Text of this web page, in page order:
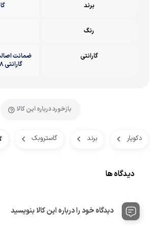
برند
رنگ
گارانتی
ضمانت
گارانتی ۱۸ ماهه آریا کیش
بازخورد درباره این کالا
دکویار برند گاستروبک
دیدگاه ها
دیدگاه خود را درباره این کالا بنویسید